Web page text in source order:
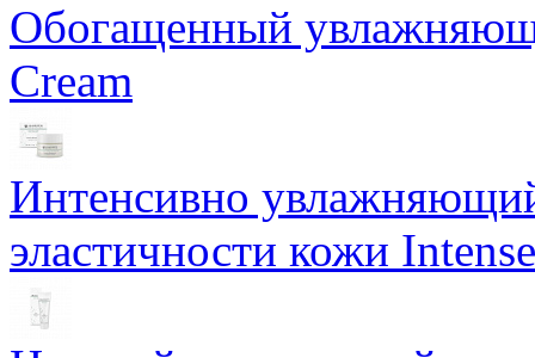
Обогащенный
Cream
Интенсивно
эластичности кожи